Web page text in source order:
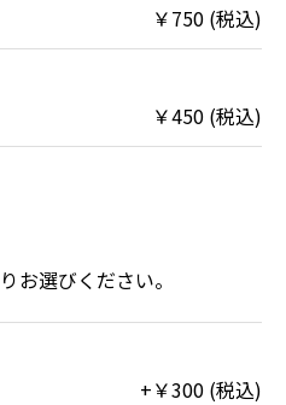
￥750 (税込)
￥450 (税込)
お選びください。
+￥300 (税込)